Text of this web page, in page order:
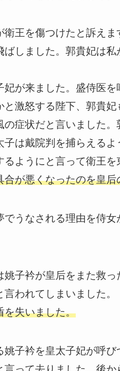
衛王を傷つけたと訴え
ばしました。郭貴妃は
妃が来ました。盛侍医
と激怒する陛下、郭貴
の症状だと言いました
子は戴院判を捕らえる
ようにと言って衛王を
合が悪くなったのを皇
でうなされる理由を侍
姚子衿が皇后をまた救
われてしまいました。
を失いました。
姚子衿を皇太子妃が呼
言って去りました。後